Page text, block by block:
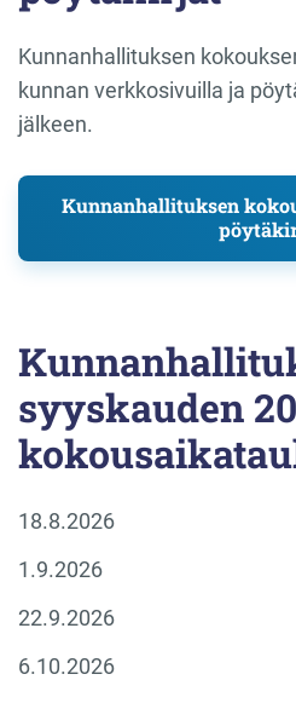
Kunnanhallituksen
kunnan verkkosivuilla ja
jälkeen.
Kunnanhallituksen
syyskauden
18.8.2026
1.9.2026
22.9.2026
6.10.2026